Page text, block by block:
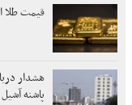
قیمت طلا امروز جمعه ۱۶
هشدار
پاشنه